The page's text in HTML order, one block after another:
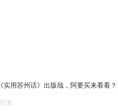
《实用苏州话》出版哉，阿要买来看看？
回复